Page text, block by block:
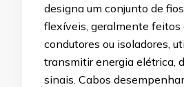
designa um conjunto de
flexíveis, geralmente feitos
condutores ou isoladores,
transmitir energia elétrica,
sinais. Cabos